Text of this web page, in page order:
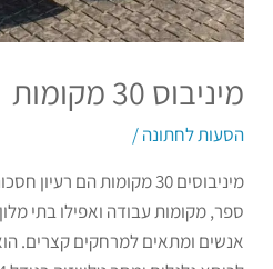
מיניבוס 30 מקומות
הסעות לחתונה/
מיניבוסים 30 מקומות הם
אנשים ומתאים למרחקים קצרים. הוא